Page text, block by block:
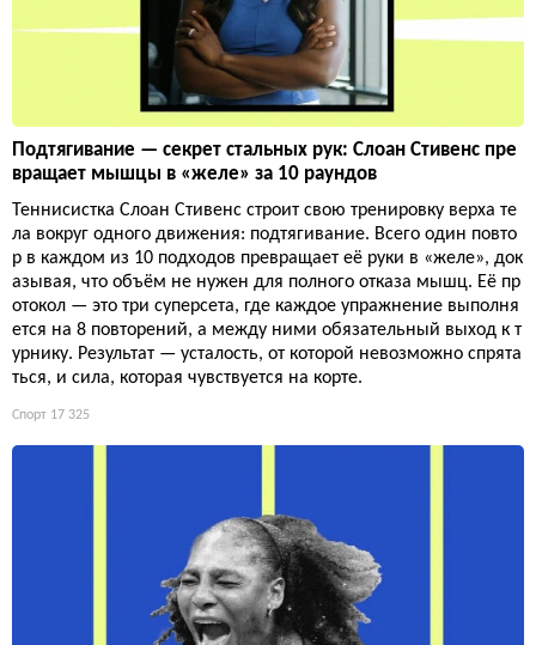
Подтягивание — секрет стальных рук: Слоан Стивенс пре
вращает мышцы в «желе» за 10 раундов
Теннисистка Слоан Стивенс строит свою тренировку верха те
ла вокруг одного движения: подтягивание. Всего один повто
р в каждом из 10 подходов превращает её руки в «желе», док
азывая, что объём не нужен для полного отказа мышц. Её пр
отокол — это три суперсета, где каждое упражнение выполня
ется на 8 повторений, а между ними обязательный выход к т
урнику. Результат — усталость, от которой невозможно спрята
ться, и сила, которая чувствуется на корте.
Спорт 17 325